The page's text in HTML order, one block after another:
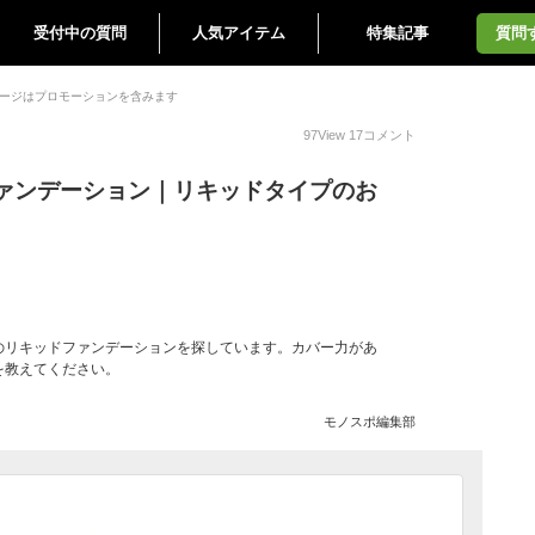
受付中の質問 人気アイテム 特集記事 質問
ジはプロモーションを含みます
97View 17コメント
ンデーション｜リキッドタイプのお
キッドファンデーションを探しています。カバー力があ
えてください。
モノスポ編集部